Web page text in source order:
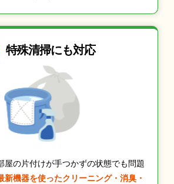
特殊清掃にも対応
屋の片付けが手つかずの状態でも問題
新機器を使ったクリーニング・消臭・